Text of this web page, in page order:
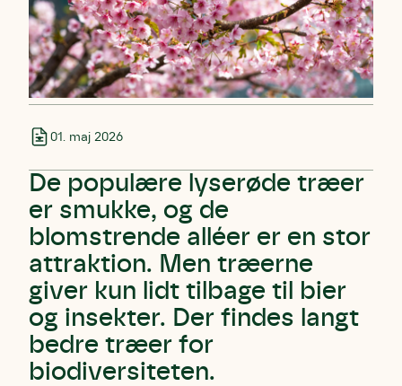
01. maj 2026
De populære lyserøde træer
er smukke, og de
blomstrende alléer er en stor
attraktion. Men træerne
giver kun lidt tilbage til bier
og insekter. Der findes langt
bedre træer for
biodiversiteten.